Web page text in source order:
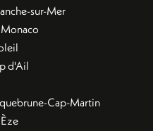
sur-Mer
d'Ail
Cap-Martin